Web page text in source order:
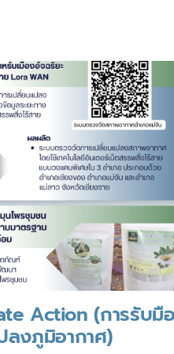
Action (การรับมือ
ลงภูมิอากาศ)